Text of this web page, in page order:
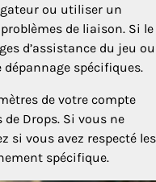
ou utiliser un
de liaison. Si le
d’assistance du jeu ou
dépannage spécifiques.
de votre compte
Drops. Si vous ne
si vous avez respecté les
spécifique.